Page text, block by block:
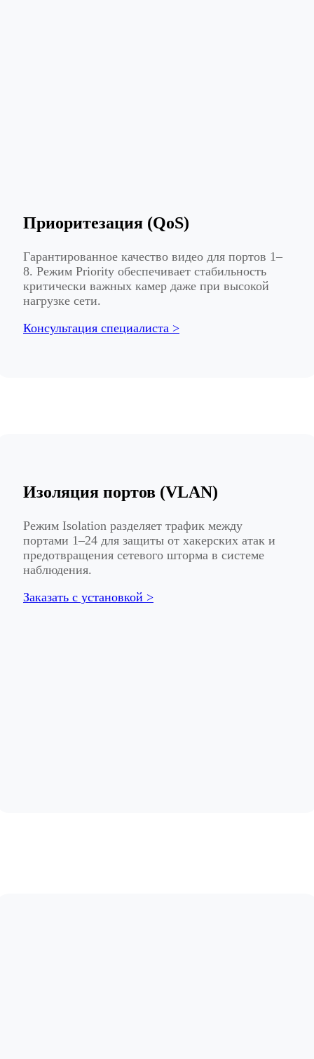
Приоритезация (QoS)
Гарантированное качество видео для портов 1–
8. Режим Priority обеспечивает стабильность
критически важных камер даже при высокой
нагрузке сети.
Консультация специалиста >
Изоляция портов (VLAN)
Режим Isolation разделяет трафик между
портами 1–24 для защиты от хакерских атак и
предотвращения сетевого шторма в системе
наблюдения.
Заказать с установкой >